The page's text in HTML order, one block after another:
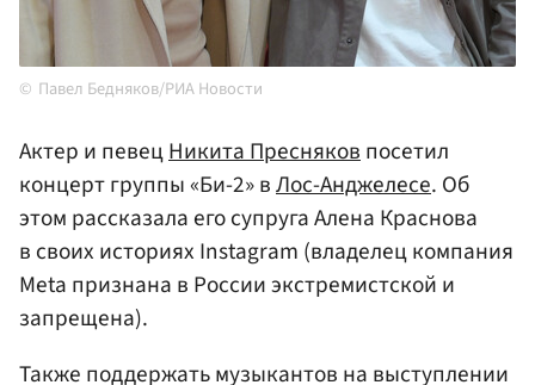
Павел Бедняков/РИА Новости
Актер и певецНикита Пресняковпосетил
концерт группы «Би-2» вЛос-Анджелесе. Об
этом рассказала его супруга Алена Краснова
в своих историях Instagram (владелец компания
Meta признана в России экстремистской и
запрещена).
Также поддержать музыкантов на выступлении